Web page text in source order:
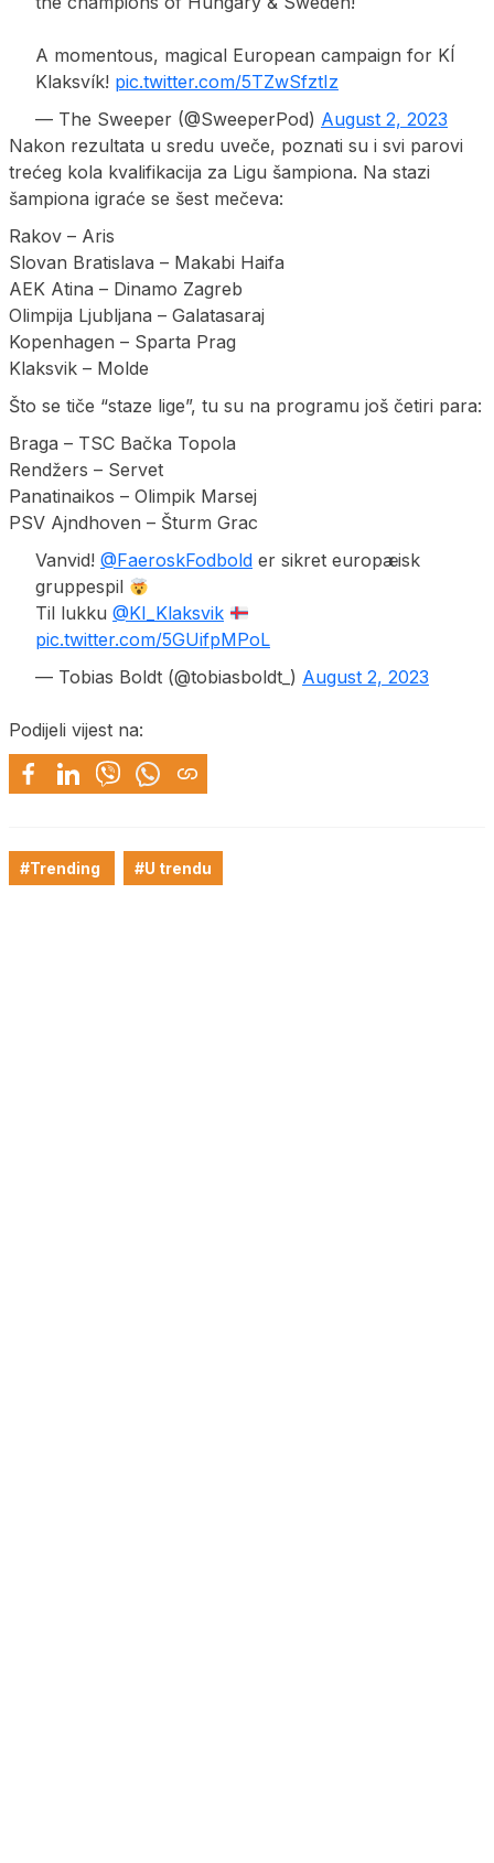
A momentous, magical European campaign for KÍ
Klaksvík! pic.twitter.com/5TZwSfztIz
— The Sweeper (@SweeperPod) August 2, 2023
Nakon rezultata u sredu uveče, poznati su i svi parovi
trećeg kola kvalifikacija za Ligu šampiona. Na stazi
šampiona igraće se šest mečeva:
Rakov – Aris
Slovan Bratislava – Makabi Haifa
AEK Atina – Dinamo Zagreb
Olimpija Ljubljana – Galatasaraj
Kopenhagen – Sparta Prag
Klaksvik – Molde
Što se tiče “staze lige”, tu su na programu još četiri para:
Braga – TSC Bačka Topola
Rendžers – Servet
Panatinaikos – Olimpik Marsej
PSV Ajndhoven – Šturm Grac
Vanvid! @FaeroskFodbold er sikret europæisk
gruppespil
Til lukku @KI_Klaksvik
pic.twitter.com/5GUifpMPoL
— Tobias Boldt (@tobiasboldt_) August 2, 2023
Podijeli vijest na:
#Trending #U trendu